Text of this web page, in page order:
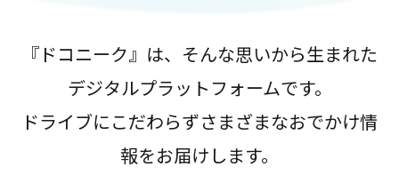
『ドコニーク』は、そんな思いから生まれた
デジタルプラットフォームです。
ドライブにこだわらずさまざまなおでかけ情
報をお届けします。